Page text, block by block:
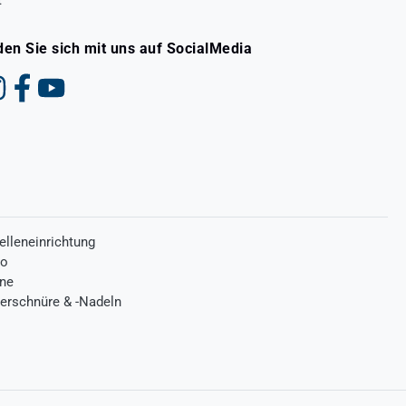
& -Nadeln
Sie sich mit uns auf SocialMedia